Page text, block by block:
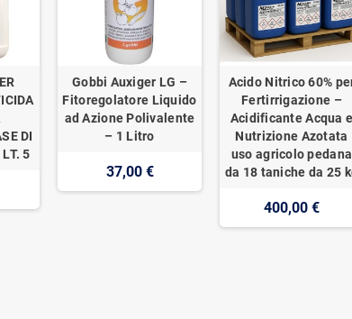
DI
5
Gobbi Auxiger LG –
Fitoregolatore Liquido
ad Azione Polivalente
– 1 Litro
37,00 €
Acido Nitrico 60%
Fertirrigazione –
Acidificante Acqua e
Nutrizione Azotata
uso agricolo pedana
da 18 taniche da 25
400,00 €